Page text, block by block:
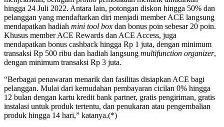
hingga 24 Juli 2022. Antara lain, potongan diskon hingga 50% dan
pelanggan yang mendaftarkan diri menjadi member ACE langsung
mendapatkan hadiah mini tool box dan bonus poin sebesar 20 poin.
Khusus member ACE Rewards dan ACE Access, juga
mendapatkan bonus cashback hingga Rp 1 juta, dengan minimum
transaksi Rp 500 ribu dan hadiah langsung multifunction organizer,
dengan minimum transaksi Rp 3 juta.
“Berbagai penawaran menarik dan fasilitas disiapkan ACE bagi
pelanggan. Mulai dari kemudahan pembayaran cicilan 0% hingga
12 bulan dengan kartu kredit bank partner, gratis pengiriman, gratis
instalasi untuk produk tertentu, dan penukaran atau pengembalian
produk hingga 14 hari,” katanya.(*)